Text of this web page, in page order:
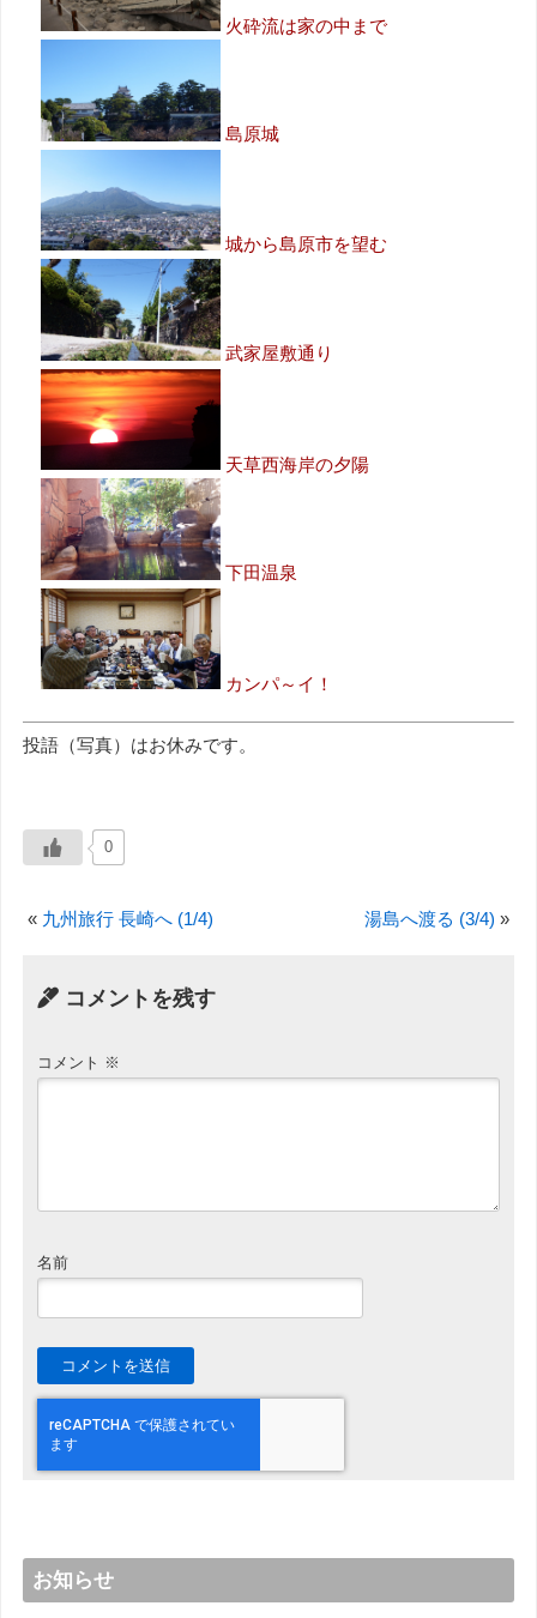
火砕流は家の中まで
島原城
城から島原市を望む
武家屋敷通り
天草西海岸の夕陽
下田温泉
カンパ～イ！
投語（写真）はお休みです。
0
« 九州旅行 長崎へ (1/4) 湯島へ渡る (3/4) »
コメントを残す
コメント ※
名前
お知らせ